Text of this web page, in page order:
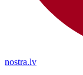
nostra.lv